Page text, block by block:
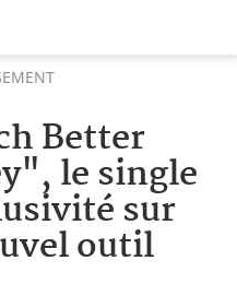
Better
le single
sur
outil